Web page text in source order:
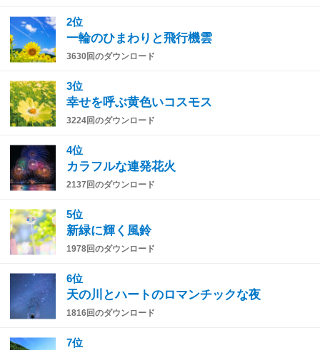
2位
一輪のひまわりと飛行機雲
3630回のダウンロード
3位
幸せを呼ぶ黄色いコスモス
3224回のダウンロード
4位
カラフルな連発花火
2137回のダウンロード
5位
新緑に輝く風鈴
1978回のダウンロード
6位
天の川とハートのロマンチックな夜
1816回のダウンロード
7位